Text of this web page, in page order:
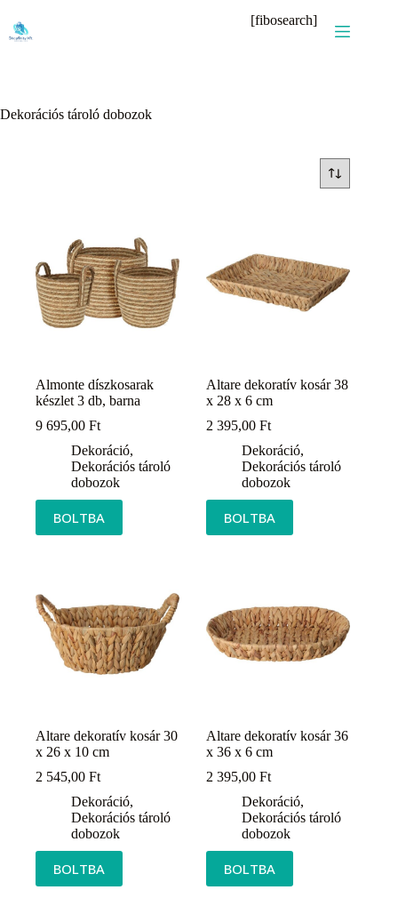
content
[fibosearch]
Dekorációs tároló dobozok
Almonte díszkosarak
készlet 3 db, barna
9 695,00 Ft
Dekoráció,
Dekorációs tároló
dobozok
BOLTBA
Altare dekoratív kosár 38
x 28 x 6 cm
2 395,00Ft
Dekoráció,
Dekorációs tároló
dobozok
BOLTBA
Altare dekoratív kosár 30
x 26 x 10 cm
2 545,00 Ft
Dekoráció,
Dekorációs tároló
dobozok
BOLTBA
Altare dekoratív kosár 36
x 36 x 6 cm
2 395,00Ft
Dekoráció,
Dekorációs tároló
dobozok
BOLTBA